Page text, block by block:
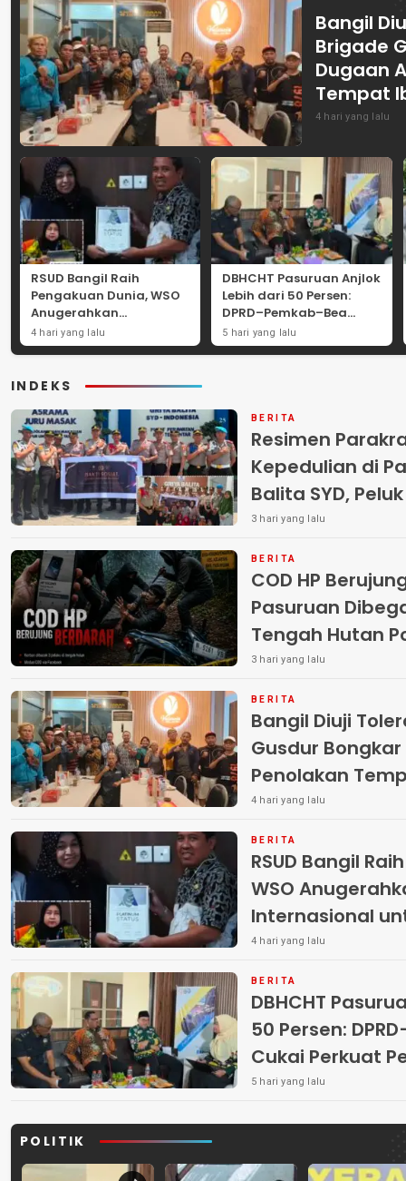
Bangil
Brigade
Dugaan
Tempat
4 hari yang lalu
RSUD Bangil Raih
Pengakuan Dunia, WSO
Anugerahkan
Penghargaan
Internasional untuk
4 hari yang lalu
DBHCHT Pasuruan Anjlok
Lebih dari 50 Persen:
DPRD–Pemkab–Bea
Cukai Perkuat Perang
Melawan Peredaran
5 hari yang lalu
INDEKS
BERITA
Resimen
Kepedulian di
Balita SYD,
Terlantar
3 hari yang lalu
BERITA
COD HP
Pasuruan
Tengah Hutan Polisi Buru Tiga
Pelaku
3 hari yang lalu
BERITA
Bangil Diuji
Gusdur
Penolakan
4 hari yang lalu
BERITA
RSUD Bangil
WSO
Internasional
4 hari yang lalu
BERITA
DBHCHT
50 Persen:
Cukai Perkuat
Peredaran
5 hari yang lalu
POLITIK